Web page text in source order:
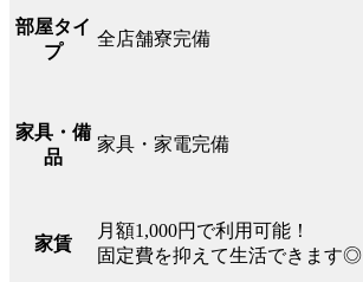
部屋タイ
プ
全店舗寮完備
家具・備
品
家具・家電完備
家賃
月額1,000円で利用可能！
固定費を抑えて生活できます◎